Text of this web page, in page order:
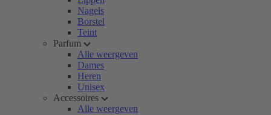
Nagels
Borstel
Teint
Parfum
Alle weergeven
Dames
Heren
Unisex
Accessoires
Alle weergeven